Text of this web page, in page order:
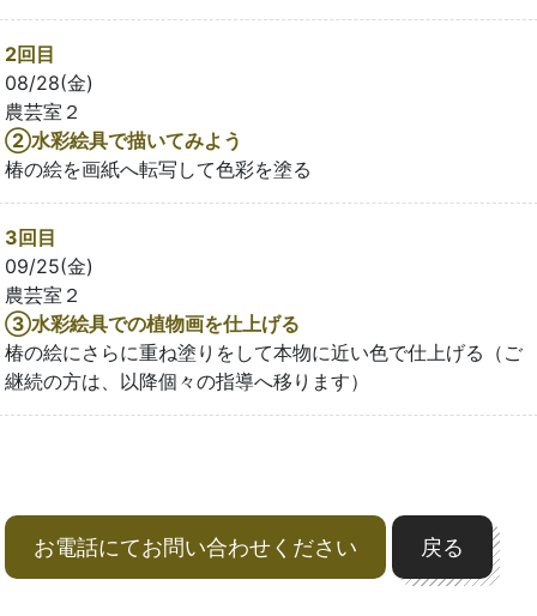
2回目
08/28(金)
農芸室２
②水彩絵具で描いてみよう
椿の絵を画紙へ転写して色彩を塗る
3回目
09/25(金)
農芸室２
③水彩絵具での植物画を仕上げる
椿の絵にさらに重ね塗りをして本物に近い色で仕上げる（ご
継続の方は、以降個々の指導へ移ります）
お電話にてお問い合わせください 戻る